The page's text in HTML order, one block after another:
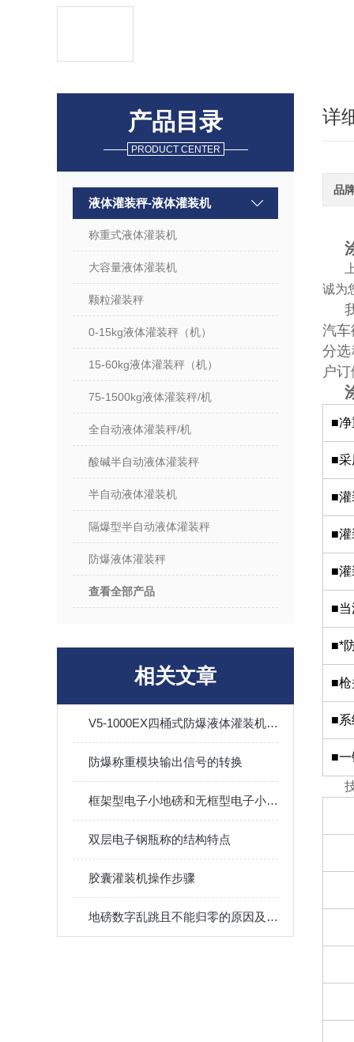
产品目录
PRODUCT CENTER
液体灌装秤-液体灌装机
称重式液体灌装机
大容量液体灌装机
颗粒灌装秤
0-15kg液体灌装秤（机）
15-60kg液体灌装秤（机）
75-1500kg液体灌装秤/机
全自动液体灌装秤/机
酸碱半自动液体灌装秤
半自动液体灌装机
隔爆型半自动液体灌装秤
防爆液体灌装秤
查看全部产品
相关文章
V5-1000EX四桶式防爆液体灌装机系统自带特点
防爆称重模块输出信号的转换
框架型电子小地磅和无框型电子小地磅的区别
双层电子钢瓶称的结构特点
胶囊灌装机操作步骤
地磅数字乱跳且不能归零的原因及对策
详
品
诚为
汽车
分
户
■净
■采
■灌
■灌
■灌
■当
■*
■枪
■
■一